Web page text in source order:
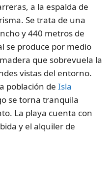
a la espalda de
Se trata de una
y 440 metros de
se produce por medio
que sobrevuela la
vistas del entorno.
población de Isla
se torna tranquila
La playa cuenta con
y el alquiler de